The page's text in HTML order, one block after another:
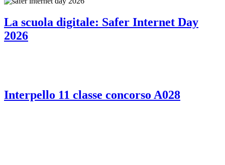
La scuola digitale: Safer Internet Day
2026
Interpello 11 classe concorso A028